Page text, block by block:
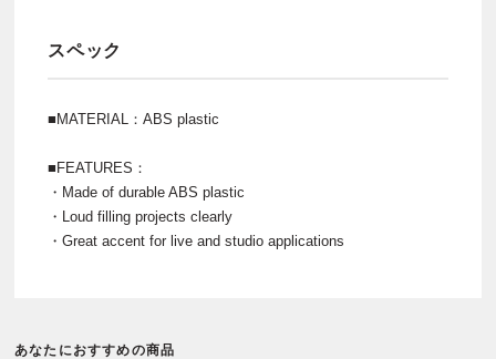
スペック
■MATERIAL：ABS plastic
■FEATURES：
・Made of durable ABS plastic
・Loud filling projects clearly
・Great accent for live and studio applications
あなたにおすすめの商品